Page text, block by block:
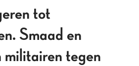
tot
Smaad en
militairen tegen